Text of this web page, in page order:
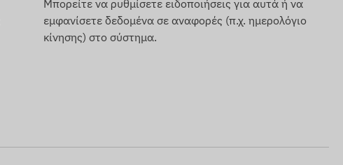
Μπορείτε να ρυθμίσετε ειδοποιήσεις για αυτά ή να
εμφανίσετε δεδομένα σε αναφορές (π.χ. ημερολόγιο
κίνησης) στο σύστημα.